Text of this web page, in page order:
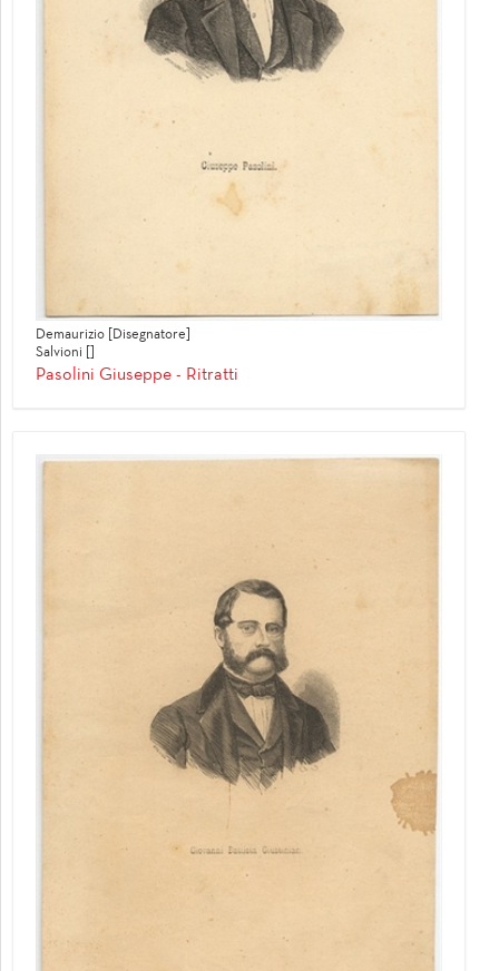
Demaurizio [Disegnatore]
Salvioni []
Pasolini Giuseppe - Ritratti